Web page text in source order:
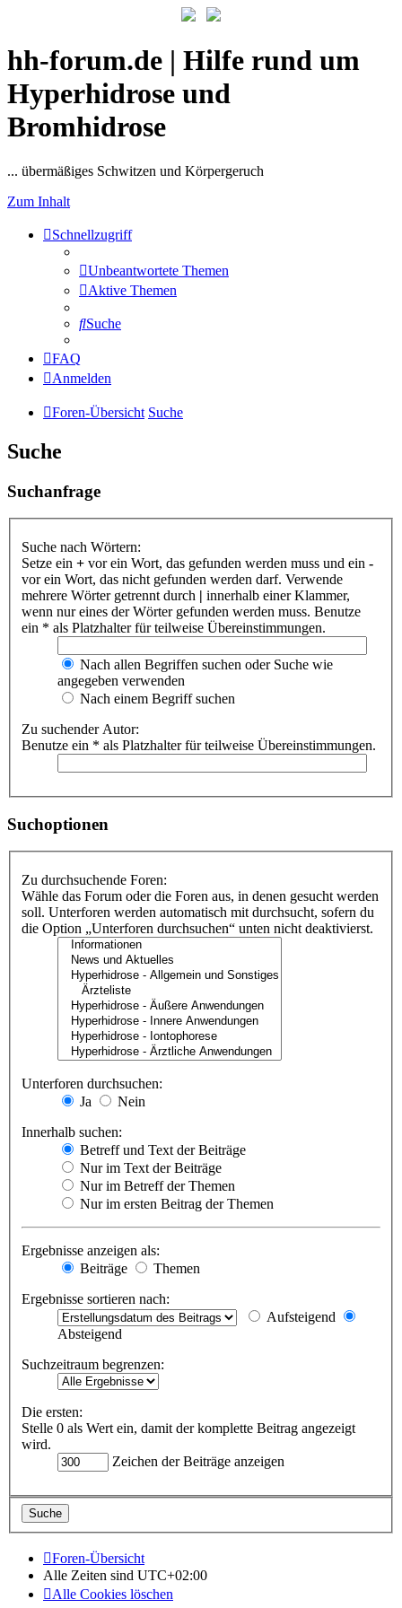
hh-forum.de | Hilfe rund um
Hyperhidrose und
Bromhidrose
... übermäßiges Schwitzen und Körpergeruch
Zum Inhalt
Schnellzugriff
Unbeantwortete Themen
Aktive Themen
Suche
FAQ
Anmelden
Foren-Übersicht Suche
Suche
Suchanfrage
Suche nach Wörtern:
Setze ein + vor ein Wort, das gefunden werden muss und ein -
vor ein Wort, das nicht gefunden werden darf. Verwende
mehrere Wörter getrennt durch | innerhalb einer Klammer,
wenn nur eines der Wörter gefunden werden muss. Benutze
ein * als Platzhalter für teilweise Übereinstimmungen.
Nach allen Begriffen suchen oder Suche wie
angegeben verwenden
Nach einem Begriff suchen
Zu suchender Autor:
Benutze ein * als Platzhalter für teilweise Übereinstimmungen.
Suchoptionen
Zu durchsuchende Foren:
Wähle das Forum oder die Foren aus, in denen gesucht werden
soll. Unterforen werden automatisch mit durchsucht, sofern du
die Option „Unterforen durchsuchen“ unten nicht deaktivierst.
Unterforen durchsuchen:
Ja
Nein
Innerhalb suchen:
Betreff und Text der Beiträge
Nur im Text der Beiträge
Nur im Betreff der Themen
Nur im ersten Beitrag der Themen
Ergebnisse anzeigen als:
Beiträge
Themen
Ergebnisse sortieren nach:
Aufsteigend
Absteigend
Suchzeitraum begrenzen:
Die ersten:
Stelle 0 als Wert ein, damit der komplette Beitrag angezeigt
wird.
Zeichen der Beiträge anzeigen
Foren-Übersicht
Alle Zeiten sind UTC+02:00
Alle Cookies löschen